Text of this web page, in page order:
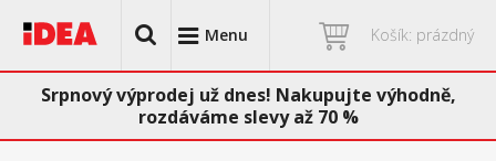
Menu Košík: prázdný
Srpnový výprodej už dnes! Nakupujte výhodně,
rozdáváme slevy až 70 %